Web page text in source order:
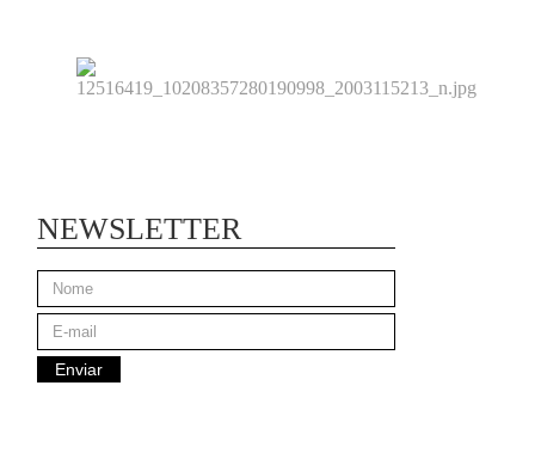
NEWSLETTER